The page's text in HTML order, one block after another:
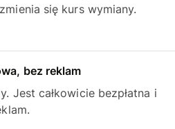
się kurs wymiany.
bez reklam
Jest całkowicie bezpłatna i